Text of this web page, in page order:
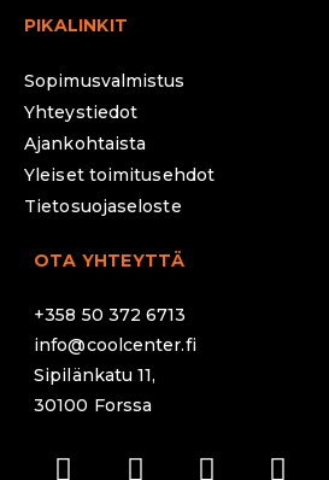
PIKALINKIT
Sopimusvalmistus
Yhteystiedot
Ajankohtaista
Yleiset toimitusehdot
Tietosuojaseloste
OTA YHTEYTTÄ
+358 50 372 6713
info@coolcenter.fi
Sipilänkatu 11,
30100 Forssa